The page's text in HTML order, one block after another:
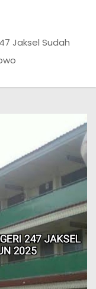
Jaksel Sudah